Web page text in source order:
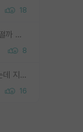
18
옮기시려면 미국박사로 가시는게 어떨까 싶네요. 교수가 꿈이면 미국박사 하고 미국교수 까지 같이 노리시는게 기회가 많지 않을까요?
8
지방대 이 단어가 진짜 너무 짜증나는데 지방대면 다 그냥 쓰레기인가요? 무슨 말 같지도 않은 댓글들이 있는건지??? 지방에도 충분히 좋은 대학 많고 충분히 잘하는 교수님들 많습니다 포항공대 4개 IST 대표 지거국들 여기 모두 다 지방에 있고 여기 출신들 중에 교수하는 분들 적지 않습니다 지거국 출신이 무슨 교수를 하냐?라고 생각할 사람들 많은데 상위 대표 지거국에 아웃라이어들 많습니다 결국 개인의 연구역량과 실적이 중요합니다 이 역량을 펼치는데 있어서 지도교수와의 합도 중요합니다. 그리고 경력이 필요하면 해외포닥까지 다녀오세요
16